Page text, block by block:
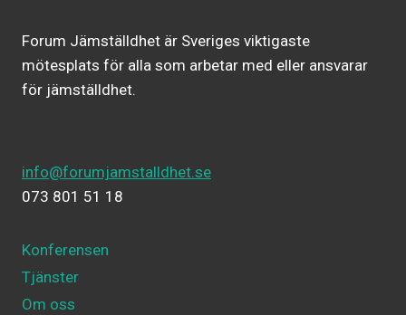
Forum Jämställdhet är Sveriges viktigaste
mötesplats för alla som arbetar med eller ansvarar
för jämställdhet.
info@forumjamstalldhet.se
073 801 51 18
Konferensen
Tjänster
Om oss